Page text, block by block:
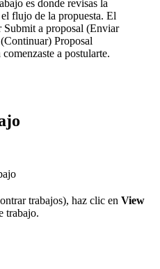
es donde revisas la
flujo de la propuesta. El
a proposal (Enviar
Proposal
a postularte.
trabajos), haz clic en View
trabajo.